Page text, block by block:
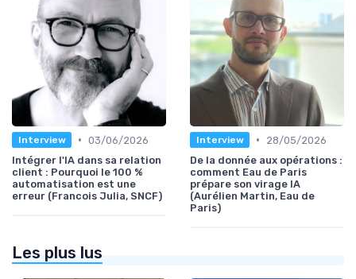
Interview • 03/06/2026
Intégrer l'IA dans sa relation
client : Pourquoi le 100 %
automatisation est une
erreur (Francois Julia, SNCF)
Interview •
28/05/2026
De la donnée aux opérations :
comment Eau de Paris
prépare son virage IA
(Aurélien Martin, Eau de
Paris)
Les plus lus